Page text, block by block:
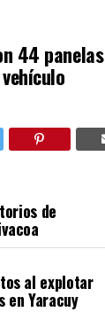
44 panelas
de
al explotar
en Yaracuy